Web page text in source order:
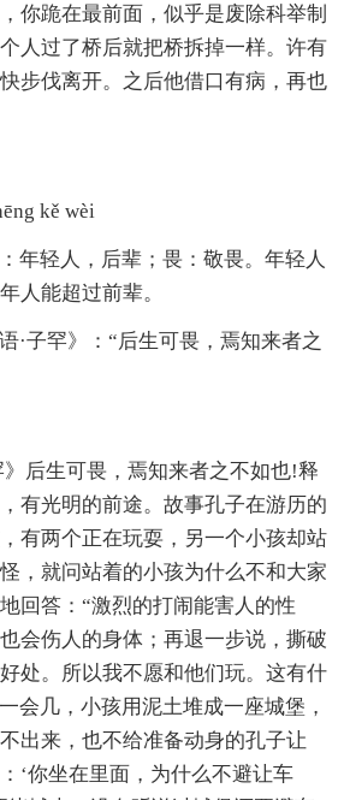
你跪在最前面，似乎是废除科举制
人过了桥后就把桥拆掉一样。许有
步伐离开。之后他借口有病，再也
kě wèi
年轻人，后辈；畏：敬畏。年轻人
人能超过前辈。
·子罕》：“后生可畏，焉知来者之
后生可畏，焉知来者之不如也!释
有光明的前途。故事孔子在游历的
有两个正在玩耍，另一个小孩却站
，就问站着的小孩为什么不和大家
回答：“激烈的打闹能害人的性
会伤人的身体；再退一步说，撕破
处。所以我不愿和他们玩。这有什
会几，小孩用泥土堆成一座城堡，
出来，也不给准备动身的孔子让
‘你坐在里面，为什么不避让车